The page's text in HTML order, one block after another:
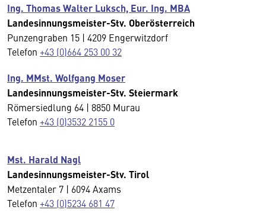
Ing. Thomas Walter Luksch, Eur. Ing. MBA
Landesinnungsmeister-Stv. Oberösterreich
Punzengraben 15 | 4209 Engerwitzdorf
Telefon +43 (0)664 253 00 32
Ing. MMst. Wolfgang Moser
Landesinnungsmeister-Stv. Steiermark
Römersiedlung 64 | 8850 Murau
Telefon +43 (0)3532 2155 0
Mst. Harald Nagl
Landesinnungsmeister-Stv. Tirol
Metzentaler 7 | 6094 Axams
Telefon +43 (0)5234 681 47